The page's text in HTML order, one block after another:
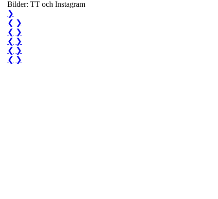
Bilder: TT och Instagram
❯
❮ ❯
❮ ❯
❮ ❯
❮ ❯
❮ ❯